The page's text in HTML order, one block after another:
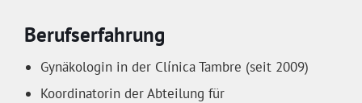
Berufserfahrung
Gynäkologin in der Clínica Tambre (seit 2009)
Koordinatorin der Abteilung für